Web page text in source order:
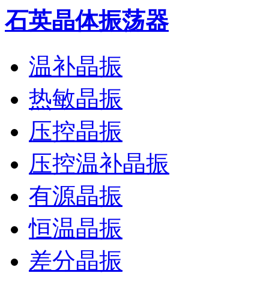
石英晶体振荡器
温补晶振
热敏晶振
压控晶振
压控温补晶振
有源晶振
恒温晶振
差分晶振